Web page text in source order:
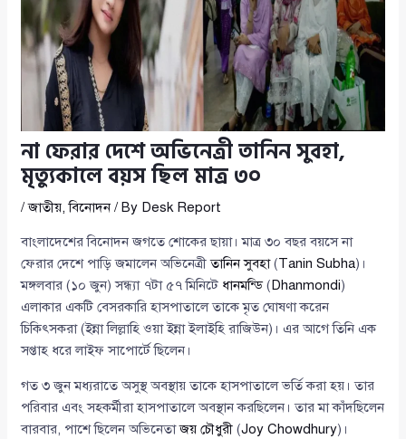
না ফেরার দেশে অভিনেত্রী তানিন সুবহা,
মৃত্যুকালে বয়স ছিল মাত্র ৩০
/জাতীয়,বিনোদন/ By Desk Report
বাংলাদেশের বিনোদন জগতে শোকের ছায়া। মাত্র ৩০ বছর বয়সে না
ফেরার দেশে পাড়ি জমালেন অভিনেত্রীতানিন সুবহা(Tanin Subha)।
মঙ্গলবার (১০ জুন) সন্ধ্যা ৭টা ৫৭ মিনিটে ধানমন্ডি( Dhanmondi)
এলাকার একটি বেসরকারি হাসপাতালে তাকে মৃত ঘোষণা করেন
চিকিৎসকরা (ইন্না লিল্লাহি ওয়া ইন্না ইলাইহি রাজিউন)। এর আগে তিনি এক
সপ্তাহ ধরে লাইফ সাপোর্টে ছিলেন।
গত ৩ জুন মধ্যরাতে অসুস্থ অবস্থায় তাকে হাসপাতালে ভর্তি করা হয়। তার
পরিবার এবং সহকর্মীরা হাসপাতালে অবস্থান করছিলেন। তার মা কাঁদছিলেন
বারবার, পাশে ছিলেন অভিনেতাজয় চৌধুরী (Joy Chowdhury)।